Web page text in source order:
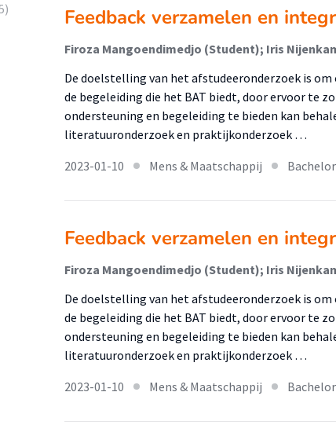
Feedback verzamelen en
Firoza Mangoendimedjo (Student); Iris
De doelstelling van het afstudeeronderzoek is
de begeleiding die het BAT biedt, door ervoor te
ondersteuning en begeleiding te bieden kan
literatuuronderzoek en praktijkonderzoek …
2023-01-10
Mens & Maatschappij Bachelor
Feedback verzamelen en
Firoza Mangoendimedjo (Student); Iris
De doelstelling van het afstudeeronderzoek is
de begeleiding die het BAT biedt, door ervoor te
ondersteuning en begeleiding te bieden kan
literatuuronderzoek en praktijkonderzoek …
2023-01-10
Mens & Maatschappij Bachelor